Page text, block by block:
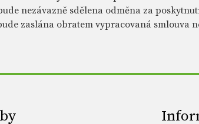
nezávazně sdělena odměna za
zaslána obratem vypracovaná smlouva